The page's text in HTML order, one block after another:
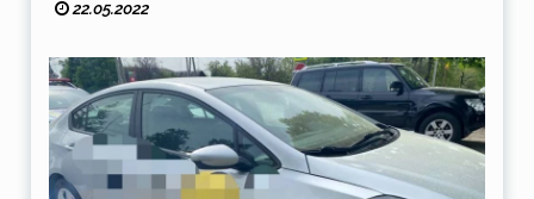
22.05.2022